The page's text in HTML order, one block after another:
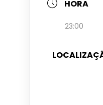
HORA
23:00